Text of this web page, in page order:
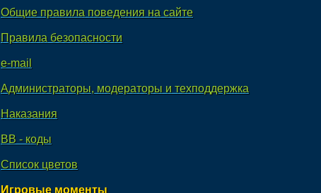
Общие правила поведения на сайте
Правила безопасности
e-mail
Администраторы, модераторы и техподдержка
Наказания
ВВ - коды
Список цветов
Игровые моменты